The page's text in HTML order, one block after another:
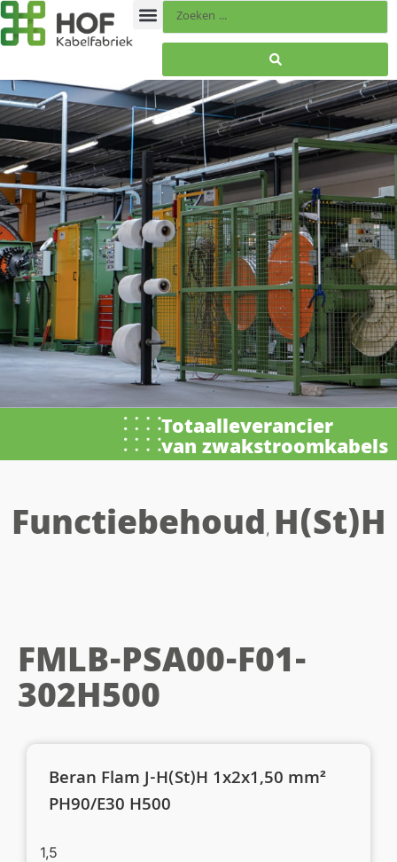
Totaalleverancier
van zwakstroomkabels
Functiebehoud, H(St)H
FMLB-PSA00-F01-
302H500
Beran Flam J-H(St)H 1x2x1,50 mm²
PH90/E30 H500
1,5